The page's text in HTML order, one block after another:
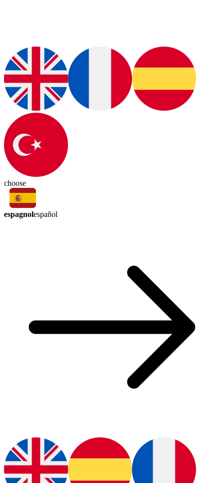
choose
espagnolespañol